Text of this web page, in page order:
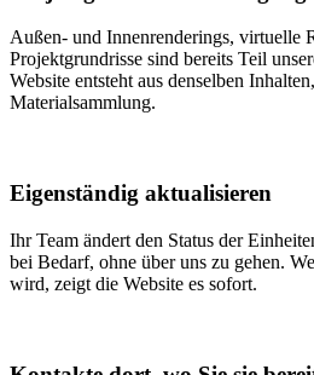
Außen- und Innenrenderings, virtuelle
Projektgrundrisse sind bereits Teil
Website entsteht aus denselben
Materialsammlung.
Eigenständig aktualisieren
Ihr Team ändert den Status der
bei Bedarf, ohne über uns zu gehen.
wird, zeigt die Website es sofort.